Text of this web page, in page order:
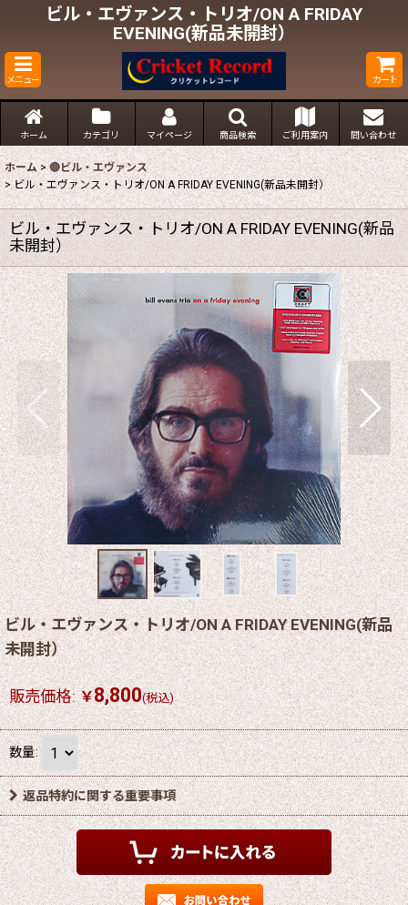
ビル・エヴァンス・トリオ/ON A FRIDAY
EVENING(新品未開封）
メニュー カート
ホーム カテゴリ マイページ 商品検索 ご利用案内 問い合わせ
ホーム > 🔴ビル・エヴァンス
> ビル・エヴァンス・トリオ/ON A FRIDAY EVENING(新品未開封）
ビル・エヴァンス・トリオ/ON A FRIDAY EVENING(新品
未開封）
ビル・エヴァンス・トリオ/ON A FRIDAY EVENING(新品
未開封）
販売価格: ￥8,800(税込)
数量:
返品特約に関する重要事項